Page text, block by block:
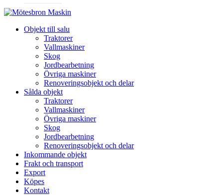
Objekt till salu
Traktorer
Vallmaskiner
Skog
Jordbearbetning
Övriga maskiner
Renoveringsobjekt och delar
Sålda objekt
Traktorer
Vallmaskiner
Övriga maskiner
Skog
Jordbearbetning
Renoveringsobjekt och delar
Inkommande objekt
Frakt och transport
Export
Köpes
Kontakt